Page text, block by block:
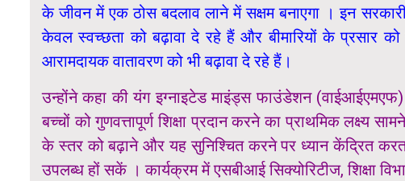
के जीवन में एक ठोस बदलाव लाने में सक्षम बनाएगा । इन
केवल स्वच्छता को बढ़ावा दे रहे हैं और बीमारियों के प्रसार
आरामदायक वातावरण को भी बढ़ावा दे रहे हैं।
उन्होंने कहा की यंग इग्नाइटेड माइंड्स फाउंडेशन
बच्चों को गुणवत्तापूर्ण शिक्षा प्रदान करने का प्राथमिक
के स्तर को बढ़ाने और यह सुनिश्चित करने पर ध्यान केंद्रित
उपलब्ध हों सकें । कार्यक्रम में एसबीआई सिक्योरिटीज, शिक्षा